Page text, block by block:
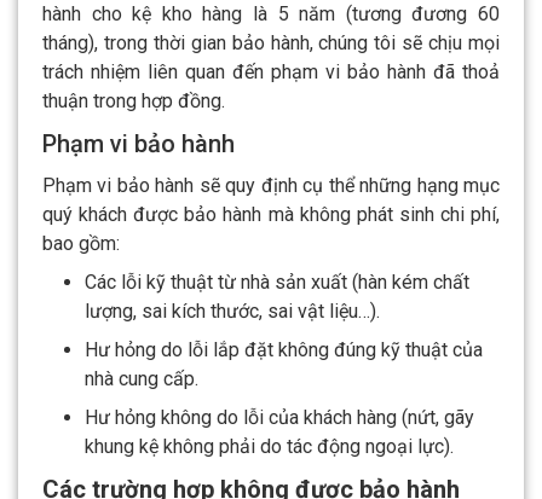
hành cho kệ kho hàng là 5 năm (tương đương 60
tháng), trong thời gian bảo hành, chúng tôi sẽ chịu mọi
trách nhiệm liên quan đến phạm vi bảo hành đã thoả
thuận trong hợp đồng.
Phạm vi bảo hành
Phạm vi bảo hành sẽ quy định cụ thể những hạng mục
quý khách được bảo hành mà không phát sinh chi phí,
bao gồm:
Các lỗi kỹ thuật từ nhà sản xuất (hàn kém chất
lượng, sai kích thước, sai vật liệu…).
Hư hỏng do lỗi lắp đặt không đúng kỹ thuật của
nhà cung cấp.
Hư hỏng không do lỗi của khách hàng (nứt, gãy
khung kệ không phải do tác động ngoại lực).
Các trường hợp không được bảo hành